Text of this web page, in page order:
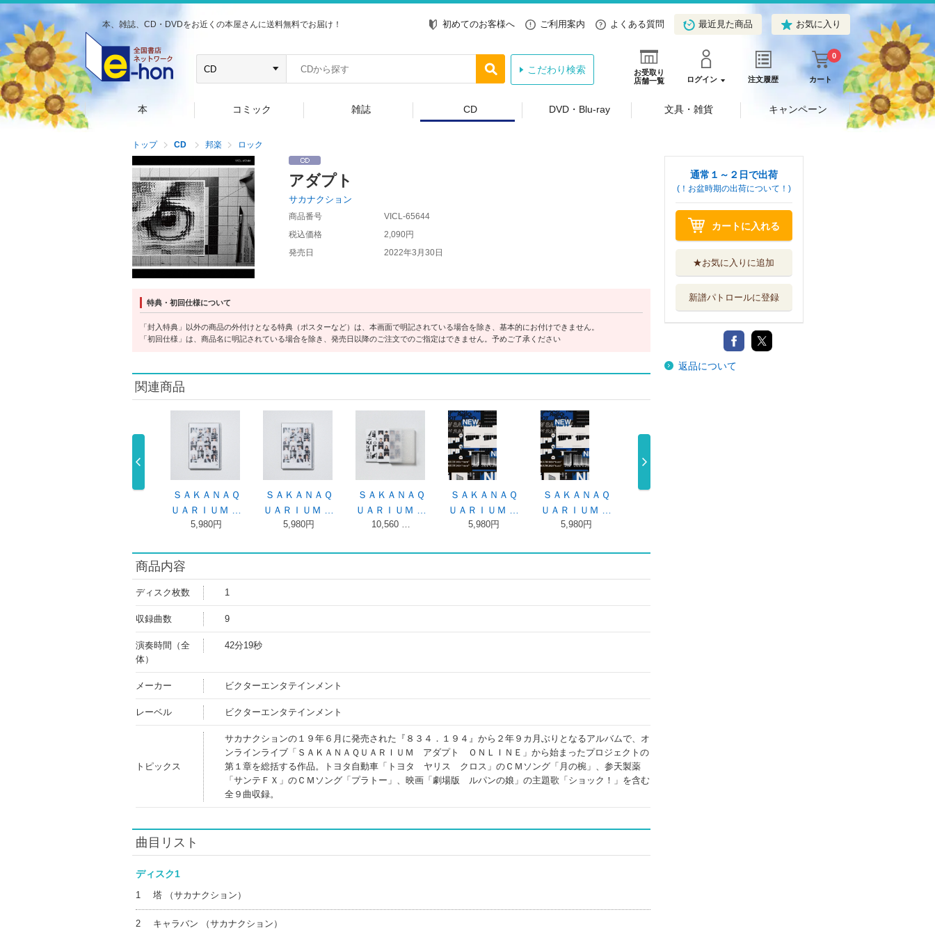
本、雑誌、CD・DVDをお近くの本屋さんに送料無料でお届け！ 初めてのお客様へ ご利用案内 よくある質問 最近見た商品 お気に入り
お受取り
店舗一覧
ログイン 注文履歴 カート
0
こだわり検索
本 コミック 雑誌 CD DVD・Blu-ray 文具・雑貨 キャンペーン
トップ CD 邦楽 ロック
アダプト
サカナクション
商品番号
VICL-65644
税込価格
2,090円
発売日
2022年3月30日
特典・初回仕様について
「封入特典」以外の商品の外付けとなる特典（ポスターなど）は、本画面で明記されている場合を除き、基本的にお付けできません。
「初回仕様」は、商品名に明記されている場合を除き、発売日以降のご注文でのご指定はできません。予めご了承ください
関連商品
ＳＡＫＡＮＡＱ
ＳＡＫＡＮＡＱ
ＵＡＲＩＵＭ …
5,980円
ＳＡＫＡＮＡＱ
ＵＡＲＩＵＭ …
5,980円
懐かしい月は新
しい月 Ｖｏ …
4,180円
ＳＡＫＡＮＡＱ
ＵＡＲＩＵＭ …
5,500円
ＳＡＫＡＮＡＱ
ＵＡＲＩＵＭ …
5,500円
ＳＡＫＡＮＡＱ
商品内容
ディスク枚数 1
収録曲数 9
演奏時間（全
体）
42分19秒
メーカー ビクターエンタテインメント
レーベル ビクターエンタテインメント
トピックス
サカナクションの１９年６月に発売された『８３４．１９４』から２年９カ月ぶりとなるアルバムで、オ
ンラインライブ「ＳＡＫＡＮＡＱＵＡＲＩＵＭ アダプト ＯＮＬＩＮＥ」から始まったプロジェクトの
第１章を総括する作品。トヨタ自動車「トヨタ ヤリス クロス」のＣＭソング「月の椀」、参天製薬
「サンテＦＸ」のＣＭソング「プラトー」、映画「劇場版 ルパンの娘」の主題歌「ショック！」を含む
全９曲収録。
曲目リスト
ディスク1
1 塔 （サカナクション）
2 キャラバン （サカナクション）
通常１～２日で出荷
(！お盆時期の出荷について！)
カートに入れる
★お気に入りに追加
新譜パトロールに登録
返品について